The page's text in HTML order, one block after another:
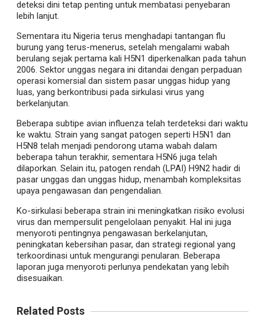
deteksi dini tetap penting untuk membatasi penyebaran
lebih lanjut.
Sementara itu Nigeria terus menghadapi tantangan flu
burung yang terus-menerus, setelah mengalami wabah
berulang sejak pertama kali H5N1 diperkenalkan pada tahun
2006. Sektor unggas negara ini ditandai dengan perpaduan
operasi komersial dan sistem pasar unggas hidup yang
luas, yang berkontribusi pada sirkulasi virus yang
berkelanjutan.
Beberapa subtipe avian influenza telah terdeteksi dari waktu
ke waktu. Strain yang sangat patogen seperti H5N1 dan
H5N8 telah menjadi pendorong utama wabah dalam
beberapa tahun terakhir, sementara H5N6 juga telah
dilaporkan. Selain itu, patogen rendah (LPAI) H9N2 hadir di
pasar unggas dan unggas hidup, menambah kompleksitas
upaya pengawasan dan pengendalian.
Ko-sirkulasi beberapa strain ini meningkatkan risiko evolusi
virus dan mempersulit pengelolaan penyakit. Hal ini juga
menyoroti pentingnya pengawasan berkelanjutan,
peningkatan kebersihan pasar, dan strategi regional yang
terkoordinasi untuk mengurangi penularan. Beberapa
laporan juga menyoroti perlunya pendekatan yang lebih
disesuaikan.
Related Posts